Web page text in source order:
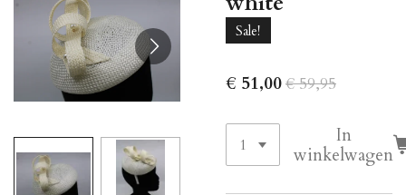
Sale!
€ 51,00€ 59,95
In
winkelwagen